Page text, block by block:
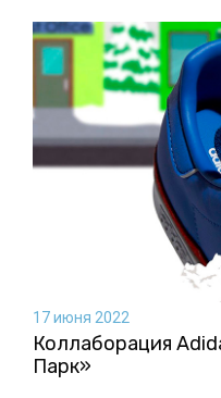
17 июня 2022
Коллаборация
Парк»